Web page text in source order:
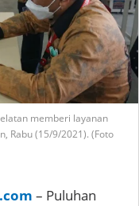
memberi layanan
Rabu (15/9/2021). (Foto
– Puluhan